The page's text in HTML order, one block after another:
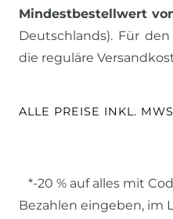
Mindestbestellwert
Deutschlands). Für
die reguläre
ALLE PREISE INKL.
*-20 % auf alles mit
Bezahlen eingeben, im